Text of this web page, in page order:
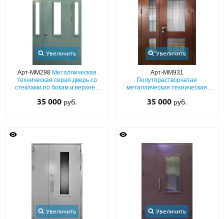
ПН-СБ - с 9:00 до 21:00, ВС - до 19:00
+7 (495) 411-44-41
INFO@META-M.RU
ЗАПРОСИТЬ РАСЧЕТ
Каталог Как купить
Увеличить
Арт-ММ298 Металлическая
техническая серая дверь со
стеклами по бокам и верхней
35 000 руб.
Увеличить
Арт-ММ931
Полуторастворчатая
металлическая техническая
покраской и остеклением с
35 000 руб.
Увеличить Увеличить